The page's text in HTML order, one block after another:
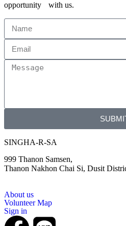
opportunity with us.
SINGHA-R-SA
999 Thanon Samsen,
Thanon Nakhon Chai Si, Dusit
About us
Volunteer Map
Sign in